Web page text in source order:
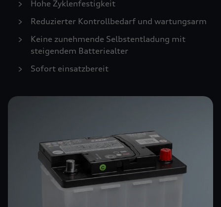
Hohe Zyklenfestigkeit
Reduzierter Kontrollbedarf und wartungsarm
Keine zunehmende Selbstentladung mit
steigendem Batteriealter
Sofort einsatzbereit